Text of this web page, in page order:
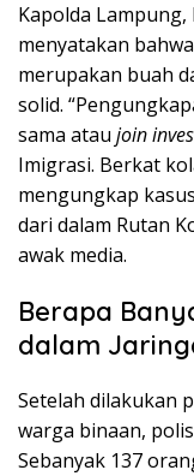
Kapolda
menyatakan
merupakan buah
solid.
sama atau join
Imigrasi. Berkat
mengungkap kasus
dari dalam Rutan
awak media.
Berapa
dalam
Setelah dilakukan
warga binaan,
Sebanyak 137